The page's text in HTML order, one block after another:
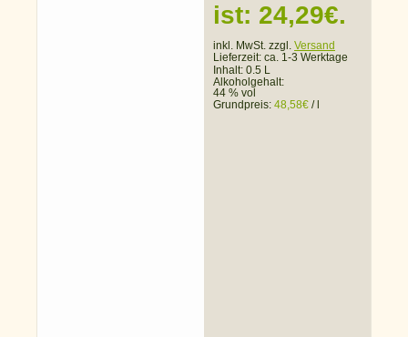
ist: 24,29€.
inkl. MwSt. zzgl. Versand
Lieferzeit: ca. 1-3 Werktage
Inhalt: 0.5 L
Alkoholgehalt:
44 % vol
Grundpreis: 48,58€ /